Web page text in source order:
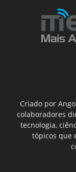
Criado por
colaboradores
tecnologia,
tópicos que